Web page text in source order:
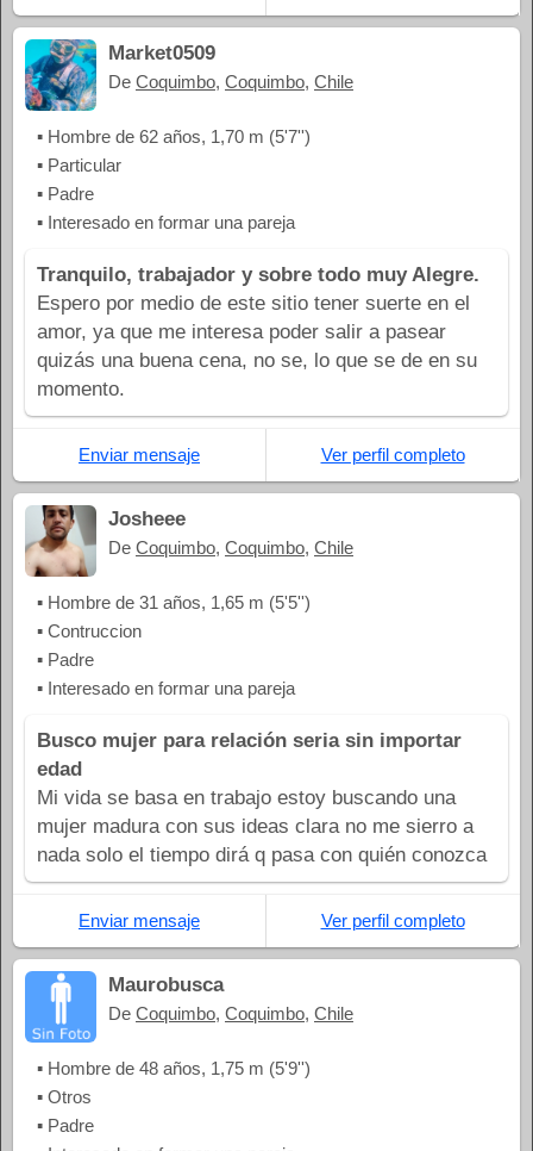
Market0509
De Coquimbo, Coquimbo, Chile
▪ Hombre de 62 años, 1,70 m (5'7'')
▪ Particular
▪ Padre
▪ Interesado en formar una pareja
Tranquilo, trabajador y sobre todo muy Alegre.
Espero por medio de este sitio tener suerte en el
amor, ya que me interesa poder salir a pasear
quizás una buena cena, no se, lo que se de en su
momento.
Enviar mensaje Ver perfil completo
Josheee
De Coquimbo, Coquimbo, Chile
▪ Hombre de 31 años, 1,65 m (5'5'')
▪ Contruccion
▪ Padre
▪ Interesado en formar una pareja
Busco mujer para relación seria sin importar
edad
Mi vida se basa en trabajo estoy buscando una
mujer madura con sus ideas clara no me sierro a
nada solo el tiempo dirá q pasa con quién conozca
Enviar mensaje Ver perfil completo
Maurobusca
De Coquimbo, Coquimbo, Chile
▪ Hombre de 48 años, 1,75 m (5'9'')
▪ Otros
▪ Padre